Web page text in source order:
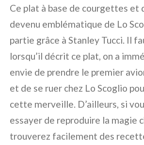
Ce plat à base de courgettes et
devenu emblématique de Lo
partie grâce à Stanley Tucci. Il
lorsqu’il décrit ce plat, on a
envie de prendre le premier
et de se ruer chez Lo Scoglio
cette merveille. D’ailleurs, si
essayer de reproduire la magie
trouverez facilement des